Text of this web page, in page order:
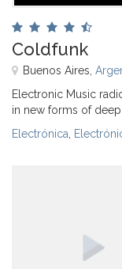
Coldfunk
Buenos Aires,
Electronic Music
in new forms of deep
Electrónica